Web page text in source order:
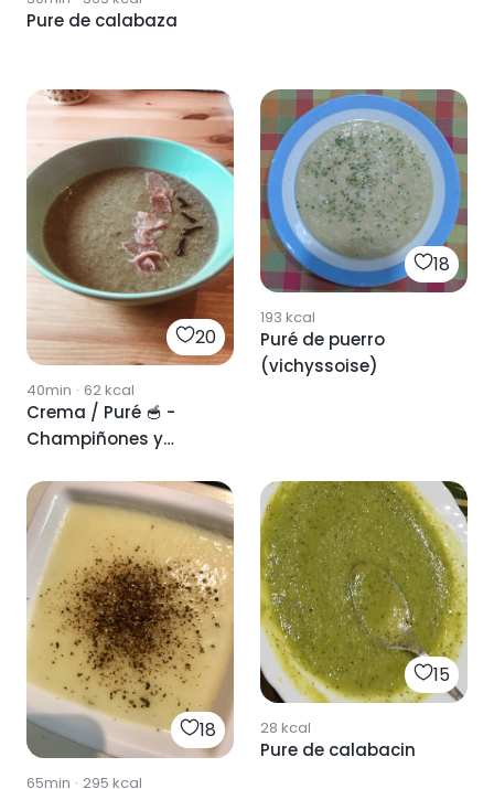
Pure de calabaza
20
40min · 62kcal
Crema / Puré 🥣 -
Champiñones y
18
193 kcal
Puré de puerro
(vichyssoise)
18
65min · 295 kcal
15
28 kcal
Pure de calabacin